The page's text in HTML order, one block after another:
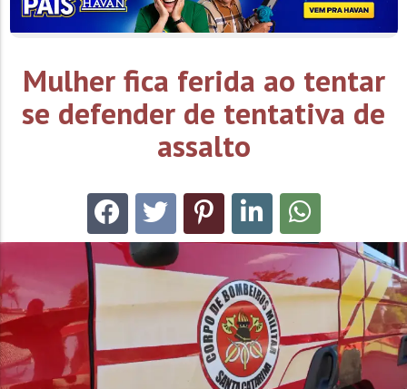
Mulher fica ferida ao tentar
se defender de tentativa de
assalto